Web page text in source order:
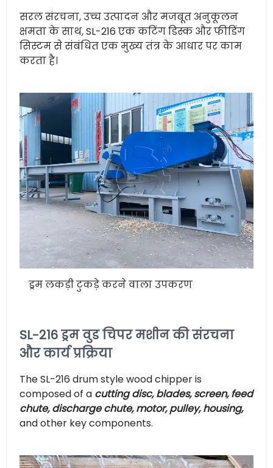
सरल संरचना, उच्च उत्पादन और मजबूत अनुकूलन
क्षमता के साथ, SL-216 एक कटिंग डिस्क और फीडिंग
सिस्टम से संबंधित एक मुख्य तंत्र के आधार पर काम
करता है।
ड्रम लकड़ी टुकड़े करने वाला उपकरण
SL-216 ड्रम वुड चिपर मशीन की संरचना
और कार्य प्रक्रिया
The SL-216 drum style wood chipper is
composed of a cutting disc, blades, screen, feed
chute, discharge chute, motor, pulley, housing,
and other key components.